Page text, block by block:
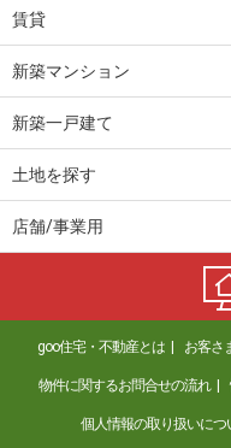
賃貸
新築マンション
新築一戸建て
土地を探す
店舗/事業用
goo住宅・不動産とは お客さ
物件に関するお問合せの流れ
個人情報の取り扱いにつ